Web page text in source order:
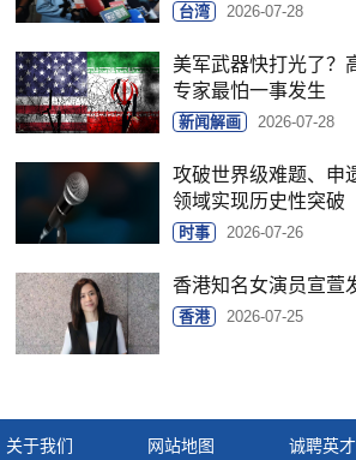
台湾 2026-07-28
美军武器快打光了？
专家最怕一事发生
新闻解画 2026-07-28
攻破世界级难题、申
领域实现历史性突破
时事 2026-07-26
香港知名女演员宣萱
香港 2026-07-25
关于我们 网站地图 诚聘英才